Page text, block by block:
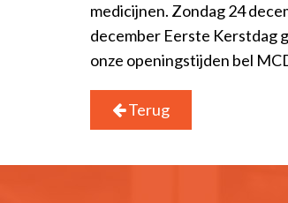
medicijnen. Zondag 24
december Eerste Kerstdag
onze openingstijden bel
Terug